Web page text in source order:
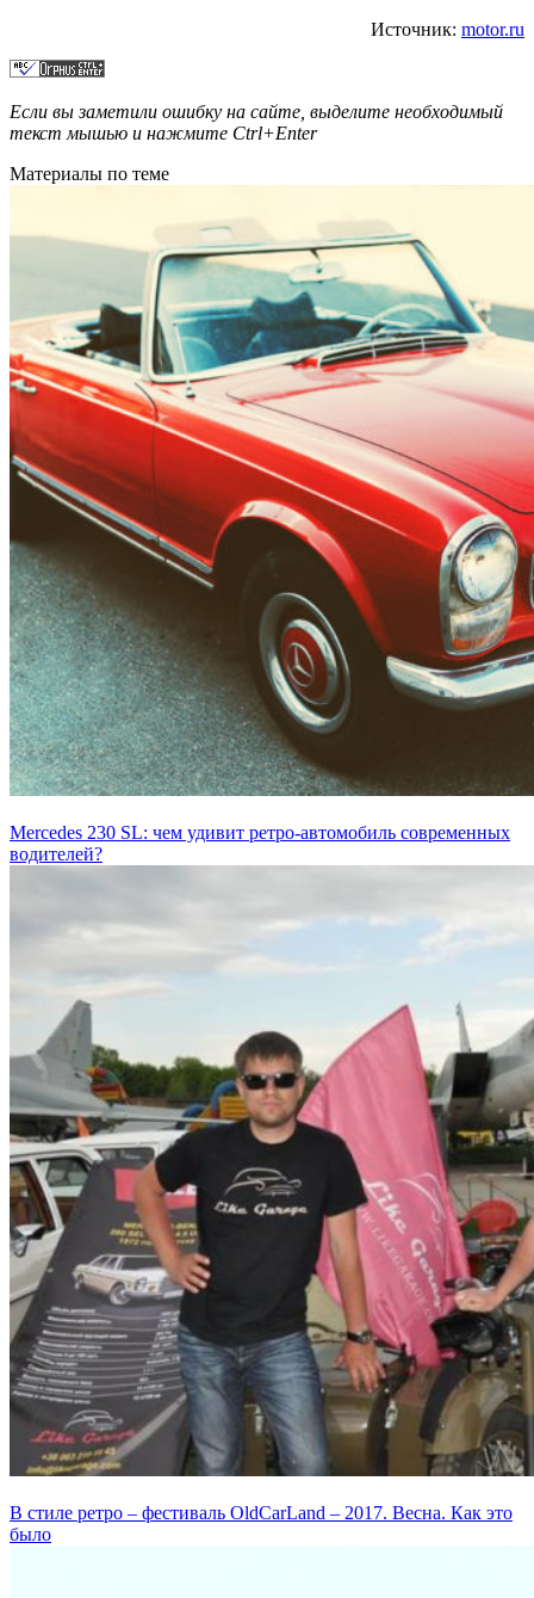
Источник: motor.ru
Если вы заметили ошибку на сайте, выделите необходимый
текст мышью и нажмите Ctrl+Enter
Материалы по теме
Mercedes 230 SL: чем удивит ретро-автомобиль современных
водителей?
В стиле ретро – фестиваль OldCarLand – 2017. Весна. Как это
было